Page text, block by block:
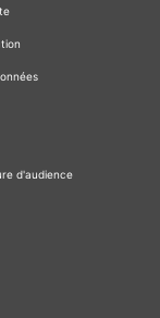
d'audience